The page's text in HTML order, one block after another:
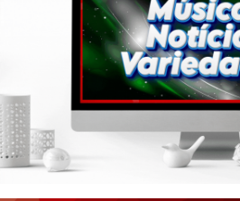
PORTAL CEARÁ
ÚLTIMAS POSTAGENS
BOAS NOTÍCIAS...VIRAM MANCHETE!